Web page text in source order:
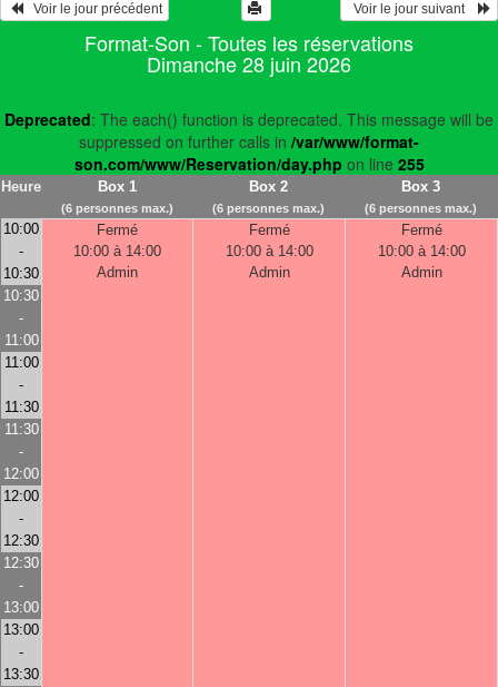
   Voir le jour précédent
  Voir le jour suivant
Format-Son - Toutes les réservations
Dimanche 28 juin 2026
Deprecated: The each() function is deprecated. This message will be
suppressed on further calls in /var/www/format-
son.com/www/Reservation/day.php on line 255
Heure Box 1
(6 personnes max.)
Box 2
(6 personnes max.)
Box 3
(6 personnes max.)
10:00
-
10:30
Fermé
10:00 à 14:00
Admin
Fermé
10:00 à 14:00
Admin
Fermé
10:00 à 14:00
Admin
10:30
-
11:00
11:00
-
11:30
11:30
-
12:00
12:00
-
12:30
12:30
-
13:00
13:00
-
13:30